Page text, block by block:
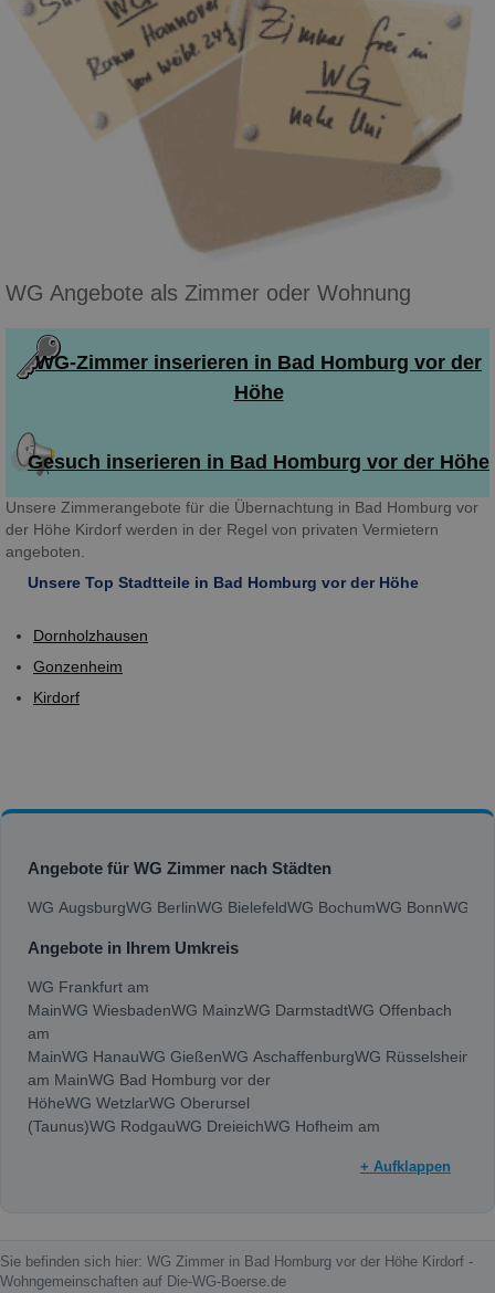
WG Angebote als Zimmer oder Wohnung
WG-Zimmer inserieren in Bad Homburg vor der
Höhe
Gesuch inserieren in Bad Homburg vor der Höhe
Unsere Zimmerangebote für die Übernachtung in Bad Homburg vor
der Höhe Kirdorf werden in der Regel von privaten Vermietern
angeboten.
Unsere Top Stadtteile in Bad Homburg vor der Höhe
Dornholzhausen
Gonzenheim
Kirdorf
Angebote für WG Zimmer nach Städten
WG AugsburgWG BerlinWG BielefeldWG BochumWG BonnWG
Angebote in Ihrem Umkreis
WG Frankfurt am
MainWG WiesbadenWG MainzWG DarmstadtWG Offenbach
am
MainWG HanauWG GießenWG AschaffenburgWG Rüsselsheim
am MainWG Bad Homburg vor der
HöheWG WetzlarWG Oberursel
(Taunus)WG RodgauWG DreieichWG Hofheim am
WG Ingelheim am
(Hessen)WG Kelkheim (Taunus)WG Mühlheim am
MainWG RödermarkWG Hattersheim am
+ Aufklappen
Sie befinden sich hier: WG Zimmer in Bad Homburg vor der Höhe Kirdorf -
Wohngemeinschaften auf Die-WG-Boerse.de